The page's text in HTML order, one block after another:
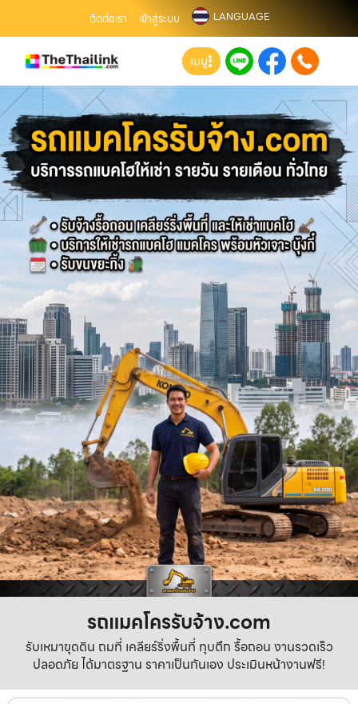
ติดต่อเรา เข้าสู่ระบบ LANGUAGE
เมนู
รถแมคโครรับจ้าง.com
รับเหมาขุดดิน ถมที่ เคลียร์ริ่งพื้นที่ ทุบตึก รื้อถอน งานรวดเร็ว
ปลอดภัย ได้มาตรฐาน ราคาเป็นกันเอง ประเมินหน้างานฟรี!